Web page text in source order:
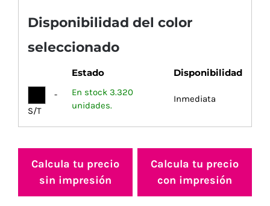
Disponibilidad del color
seleccionado
Estado Disponibilidad
-
S/T
En stock 3.320
unidades.
Inmediata
Calcula tu precio
sin impresión
Calcula tu precio
con impresión